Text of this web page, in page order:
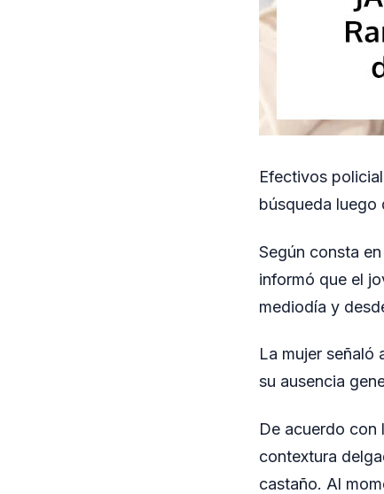
Efectivos
búsqueda luego
Según consta
informó que el
mediodía y
La mujer señaló
su ausencia
De acuerdo con
contextura
castaño. Al